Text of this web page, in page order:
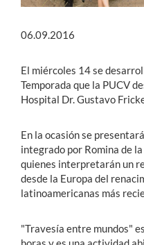
06.09.2016
El miércoles 14 se
Temporada que la PUCV
Hospital Dr. Gustavo
En la ocasión se
integrado por Romina de
quienes interpretarán un
desde la Europa del
latinoamericanas más
"Travesía entre mundos"